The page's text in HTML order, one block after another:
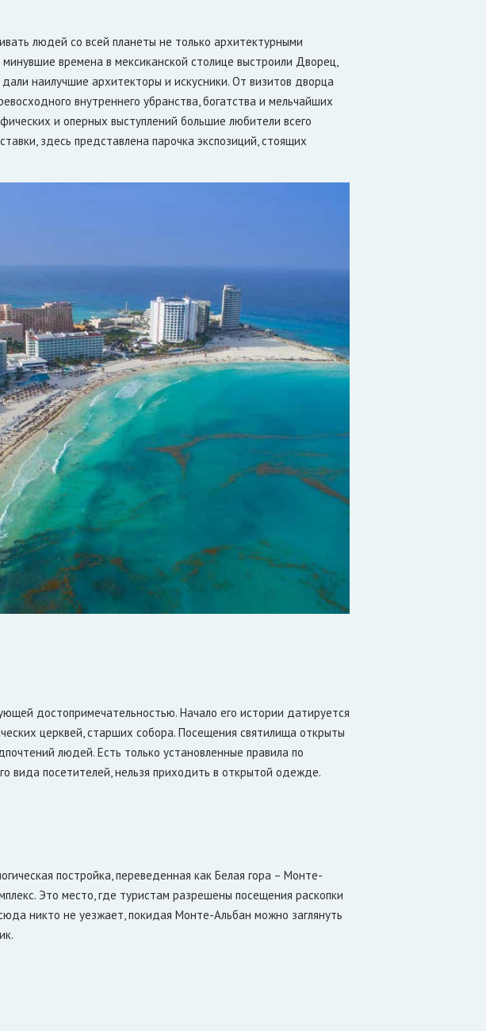
людей со всей планеты не только архитектурными
времена в мексиканской столице выстроили Дворец,
наилучшие архитекторы и искусники. От визитов дворца
внутреннего убранства, богатства и мельчайших
и оперных выступлений большие любители всего
здесь представлена парочка экспозиций, стоящих
достопримечательностью. Начало его истории датируется
церквей, старших собора. Посещения святилища открыты
людей. Есть только установленные правила по
посетителей, нельзя приходить в открытой одежде.
постройка, переведенная как Белая гора – Монте-
Это место, где туристам разрешены посещения раскопки
никто не уезжает, покидая Монте-Альбан можно заглянуть